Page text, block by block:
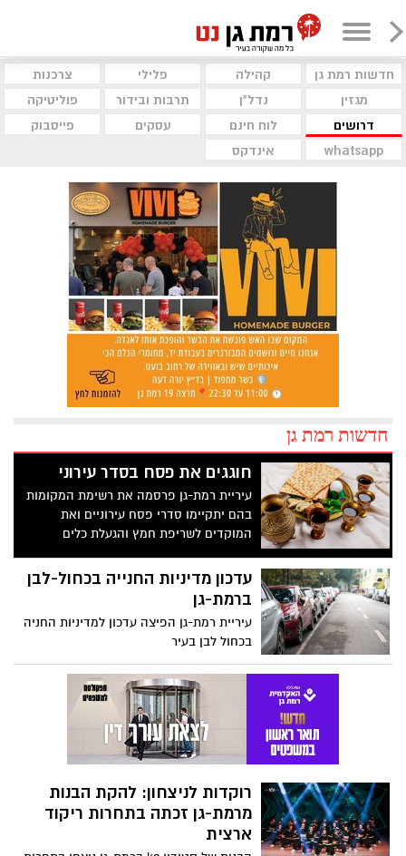
חדשות רמת גן קהילה פלילי
צרכנות
מגזין
נדל"ן תרבות ובידור
פוליטיקה
דרושים
לוח חינם עסקים
פייסבוק
whatsapp
אינדקס
חדשות רמת גן
חוגגים את פסח בסדר עירוני
עיריית רמת-גן פרסמה את רשימת המקומות
בהם יתקיימו סדרי פסח עירוניים ואת
המוקדים לשריפת חמץ והגעלת כלים
עדכון מדיניות החנייה בכחול-לבן
ברמת-גן
עיריית רמת-גן הפיצה עדכון למדיניות החניה
בכחול לבן בעיר
רוקדות לניצחון: להקת הבנות
מרמת-גן זכתה בתחרות ריקוד
ארצית